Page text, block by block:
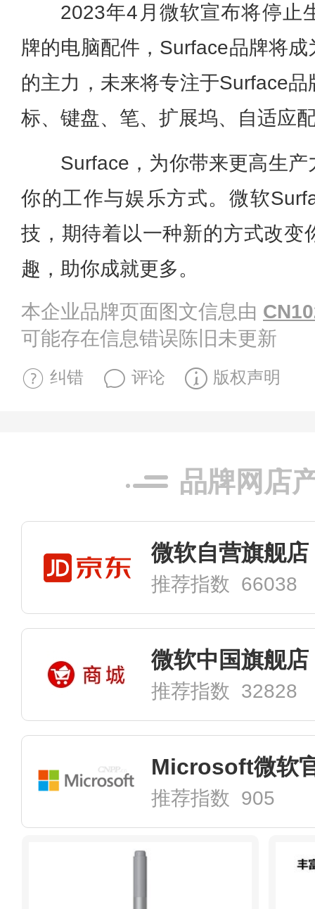
2023年4月微软宣布将停止
牌的电脑配件，Surface品牌将
的主力，未来将专注于Surface
标、键盘、笔、扩展坞、自适应
Surface，为你带来更高生
你的工作与娱乐方式。微软
技，期待着以一种新的方式改变
趣，助你成就更多。
本企业品牌页面图文信息由
可能存在信息错误陈旧未更新
纠错 评论 版权声明
品牌网店
微软自营旗舰店
推荐指数 66038
微软中国旗舰店
推荐指数 32828
Microsoft微软
推荐指数 905